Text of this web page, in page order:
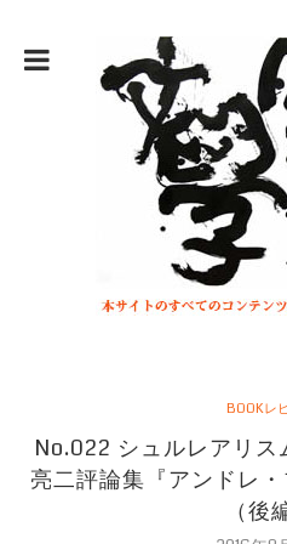
BOOKレ
No.022 シュルレアリ
亮二評論集『アンドレ・
（後